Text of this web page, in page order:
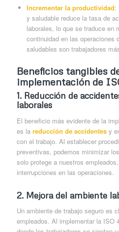
Incrementar la productividad:
y saludable reduce la tasa de
laborales, lo que se traduce en
continuidad en las operaciones
saludables son trabajadores
Beneficios tangibles
implementación de
1. Reducción de
laborales
El beneficio más evidente de la
es la reducción de accidentesy
con el trabajo. Al establecer
preventivas, podemos minimizar
solo protege a nuestros
interrupciones en las operaciones.
2. Mejora del ambiente
Un ambiente de trabajo seguro es
empleados. Al implementar la ISO